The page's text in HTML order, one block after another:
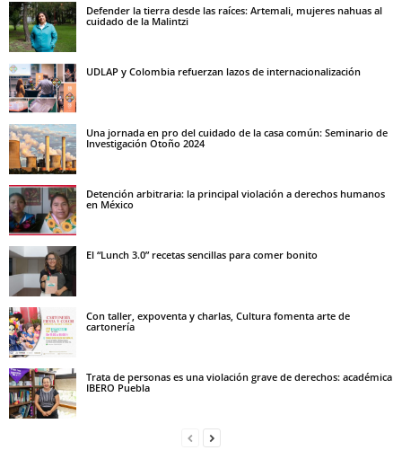
Defender la tierra desde las raíces: Artemali, mujeres nahuas al
cuidado de la Malintzi
UDLAP y Colombia refuerzan lazos de internacionalización
Una jornada en pro del cuidado de la casa común: Seminario de
Investigación Otoño 2024
Detención arbitraria: la principal violación a derechos humanos
en México
El “Lunch 3.0” recetas sencillas para comer bonito
Con taller, expoventa y charlas, Cultura fomenta arte de
cartonería
Trata de personas es una violación grave de derechos: académica
IBERO Puebla